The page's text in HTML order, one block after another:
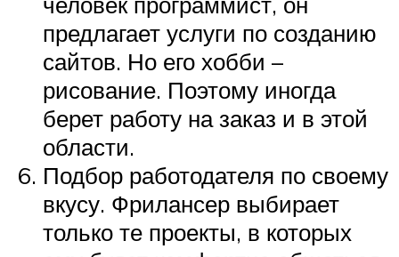
предлагает услуги по созданию
сайтов. Но его хобби –
рисование. Поэтому иногда
берет работу на заказ и в этой
области.
Подбор работодателя по своему
вкусу. Фрилансер выбирает
только те проекты, в которых